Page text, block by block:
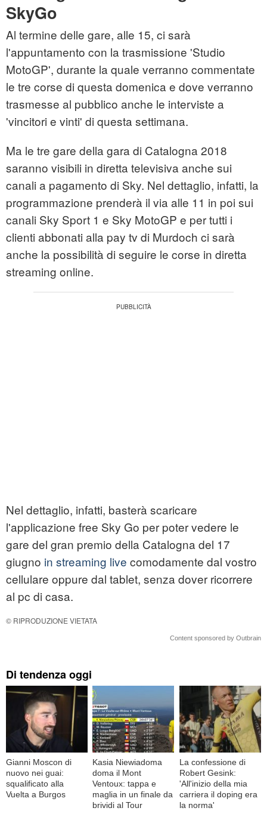
SkyGo
Al termine delle gare, alle 15, ci sarà
l'appuntamento con la trasmissione 'Studio
MotoGP', durante la quale verranno commentate
le tre corse di questa domenica e dove verranno
trasmesse al pubblico anche le interviste a
'vincitori e vinti' di questa settimana.
Ma le tre gare della gara di Catalogna 2018
saranno visibili in diretta televisiva anche sui
canali a pagamento di Sky. Nel dettaglio, infatti, la
programmazione prenderà il via alle 11 in poi sui
canali Sky Sport 1 e Sky MotoGP e per tutti i
clienti abbonati alla pay tv di Murdoch ci sarà
anche la possibilità di seguire le corse in diretta
streaming online.
Nel dettaglio, infatti, basterà scaricare
l'applicazione free Sky Go per poter vedere le
gare del gran premio della Catalogna del 17
giugno in streaming live comodamente dal vostro
cellulare oppure dal tablet, senza dover ricorrere
al pc di casa.
© RIPRODUZIONE VIETATA
Content sponsored by Outbrain
Di tendenza oggi
Gianni Moscon di
nuovo nei guai:
squalificato alla
Vuelta a Burgos
Kasia Niewiadoma
doma il Mont
Ventoux: tappa e
maglia in un finale da
brividi al Tour
La confessione di
Robert Gesink:
'All'inizio della mia
carriera il doping era
la norma'